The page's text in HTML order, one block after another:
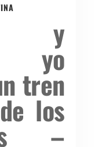
y
yo
tren
los
–